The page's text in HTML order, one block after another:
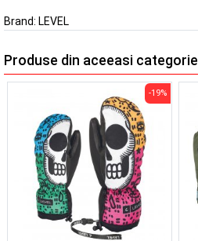
Brand: LEVEL
Produse din aceeasi categorie
-19%